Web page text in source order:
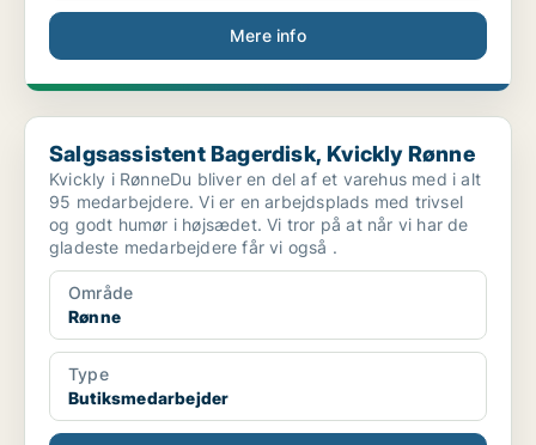
Mere info
Salgsassistent Bagerdisk, Kvickly Rønne
Salgsassistent Bagerdisk, Kvickly Rønne
Kvickly i RønneDu bliver en del af et varehus med i alt
95 medarbejdere. Vi er en arbejdsplads med trivsel
og godt humør i højsædet. Vi tror på at når vi har de
gladeste medarbejdere får vi også .
Område
Rønne
Type
Butiksmedarbejder